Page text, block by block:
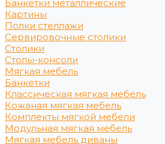
Банкетки металлические
Картины
Полки стеллажи
Сервировочные столики
Столики
Столы-консоли
Мягкая мебель
Банкетки
Классическая мягкая мебель
Кожаная мягкая мебель
Комплекты мягкой мебели
Модульная мягкая мебель
Мягкая мебель диваны